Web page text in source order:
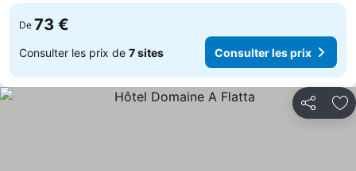
De 73 €
Consulter les prix de 7 sites Consulter les prix
Partager